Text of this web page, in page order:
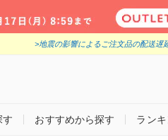
>地震の影響によるご注文品の配送遅
す おすすめから探す ラン